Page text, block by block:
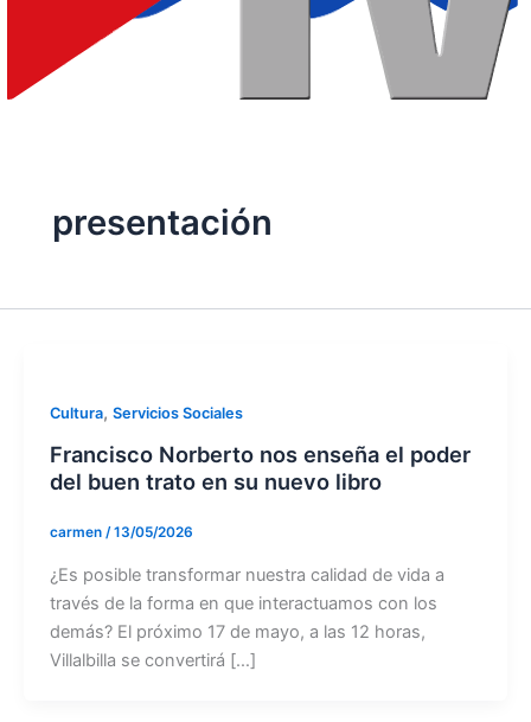
presentación
Cultura, Servicios Sociales
Francisco Norberto nos enseña el poder
del buen trato en su nuevo libro
carmen /13/05/2026
¿Es posible transformar nuestra calidad de vida a
través de la forma en que interactuamos con los
demás? El próximo 17 de mayo, a las 12 horas,
Villalbilla se convertirá […]